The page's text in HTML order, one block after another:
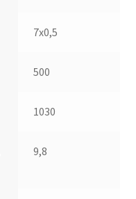
7х0,5
500
1030
9,8